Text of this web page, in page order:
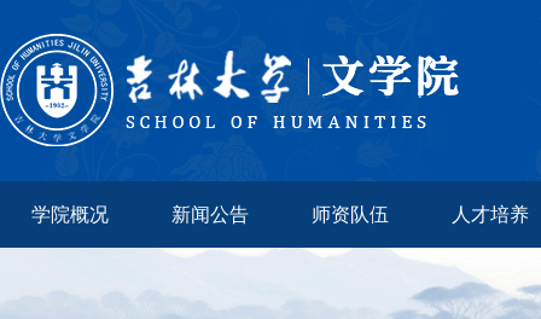
学院概况 新闻公告 师资队伍 人才培养